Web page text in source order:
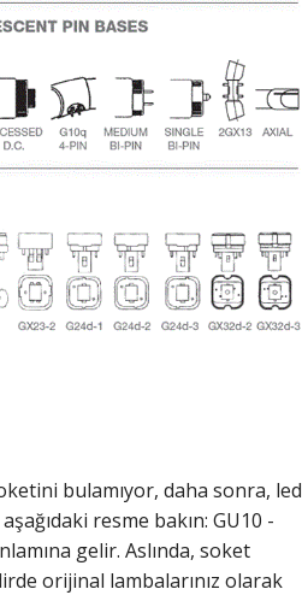
bulamıyor, daha sonra, led
resme bakın: GU10 -
gelir. Aslında, soket
orijinal lambalarınız olarak